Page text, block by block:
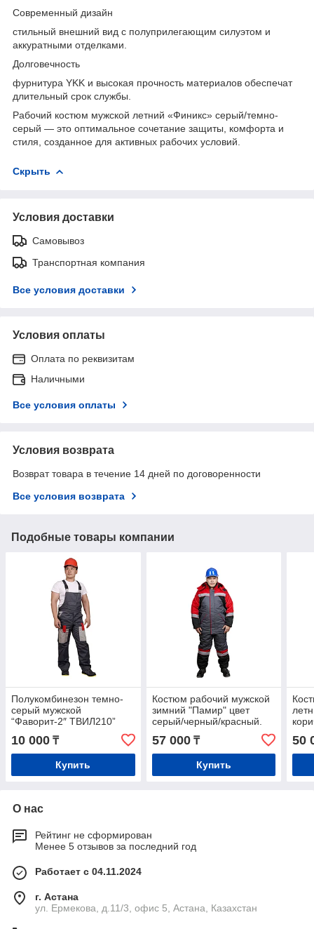
Современный дизайн
стильный внешний вид с полуприлегающим силуэтом и
аккуратными отделками.
Долговечность
фурнитура YKK и высокая прочность материалов обеспечат
длительный срок службы.
Рабочий костюм мужской летний «Финикс» серый/темно-
серый — это оптимальное сочетание защиты, комфорта и
стиля, созданное для активных рабочих условий.
Скрыть
Условия доставки
Самовывоз
Транспортная компания
Все условия доставки
Условия оплаты
Оплата по реквизитам
Наличными
Все условия оплаты
Условия возврата
Возврат товара в течение 14 дней по договоренности
Все условия возврата
Подобные товары компании
Полукомбинезон темно-
серый мужской
“Фаворит-2″ ТВИЛ210”
10 000 ₸
Купить
Костюм рабочий мужской
зимний "Памир" цвет
серый/черный/красный.
57 000₸
Купить
50
О нас
Рейтинг не сформирован
Менее 5 отзывов за последний год
Работает с 04.11.2024
г. Астана
ул. Ермекова, д.11/3, офис 5, Астана, Казахстан